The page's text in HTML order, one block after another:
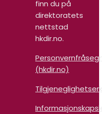
finn du på
direktoratets
nettstad
hkdir.no.
(hkdir.no)